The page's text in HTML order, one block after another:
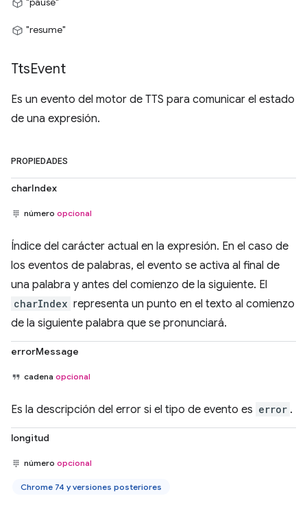
"resume"
TtsEvent
Es un evento del motor de TTS para comunicar el estado
de una expresión.
PROPIEDADES
charIndex
número opcional
Índice del carácter actual en la expresión. En el caso de
los eventos de palabras, el evento se activa al final de
una palabra y antes del comienzo de la siguiente. El
charIndex representa un punto en el texto al comienzo
de la siguiente palabra que se pronunciará.
errorMessage
cadena opcional
Es la descripción del error si el tipo de evento es error .
longitud
número opcional
Chrome 74 y versiones posteriores